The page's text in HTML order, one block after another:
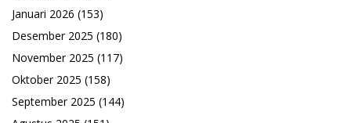
Januari 2026 (153)
Desember 2025 (180)
November 2025 (117)
Oktober 2025 (158)
September 2025 (144)